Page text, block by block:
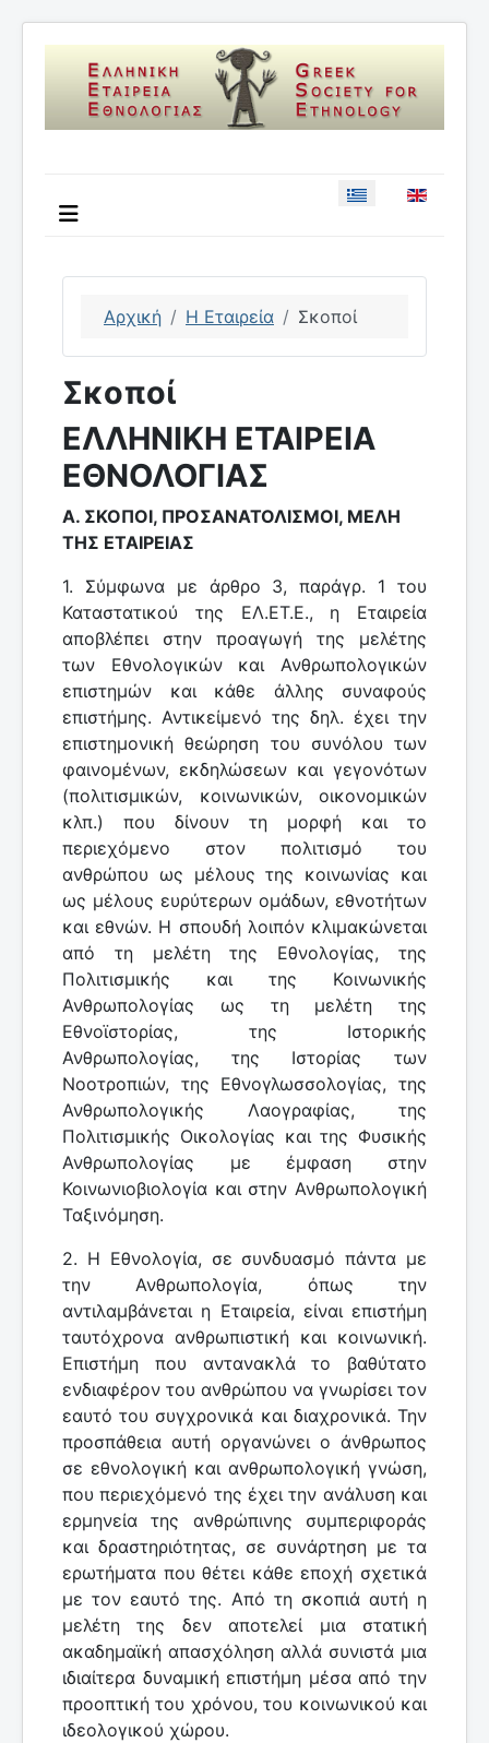
Επιλέξτε τη
Αρχική Η Εταιρεία Σκοποί
Σκοποί
ΕΛΛΗΝΙΚΗ ΕΤΑΙΡΕΙΑ
ΕΘΝΟΛΟΓΙΑΣ
Α. ΣΚΟΠΟΙ, ΠΡΟΣΑΝΑΤΟΛΙΣΜΟΙ, ΜΕΛΗ
ΤΗΣ ΕΤΑΙΡΕΙΑΣ
1. Σύμφωνα με άρθρο 3, παράγρ. 1 του
Καταστατικού της ΕΛ.ΕΤ.Ε., η Εταιρεία
αποβλέπει στην προαγωγή της μελέτης
των Εθνολογικών και Ανθρωπολογικών
επιστημών και κάθε άλλης συναφούς
επιστήμης. Αντικείμενό της δηλ. έχει την
επιστημονική θεώρηση του συνόλου των
φαινομένων, εκδηλώσεων και γεγονότων
(πολιτισμικών, κοινωνικών, οικονομικών
κλπ.) που δίνουν τη μορφή και το
περιεχόμενο στον πολιτισμό του
ανθρώπου ως μέλους της κοινωνίας και
ως μέλους ευρύτερων ομάδων, εθνοτήτων
και εθνών. Η σπουδή λοιπόν κλιμακώνεται
από τη μελέτη της Εθνολογίας, της
Πολιτισμικής και της Κοινωνικής
Ανθρωπολογίας ως τη μελέτη της
Εθνοϊστορίας, της Ιστορικής
Ανθρωπολογίας, της Ιστορίας των
Νοοτροπιών, της Εθνογλωσσολογίας, της
Ανθρωπολογικής Λαογραφίας, της
Πολιτισμικής Οικολογίας και της Φυσικής
Ανθρωπολογίας με έμφαση στην
Κοινωνιοβιολογία και στην Ανθρωπολογική
Ταξινόμηση.
2. Η Εθνολογία, σε συνδυασμό πάντα με
την Ανθρωπολογία, όπως την
αντιλαμβάνεται η Εταιρεία, είναι επιστήμη
ταυτόχρονα ανθρωπιστική και κοινωνική.
Επιστήμη που αντανακλά το βαθύτατο
ενδιαφέρον του ανθρώπου να γνωρίσει τον
εαυτό του συγχρονικά και διαχρονικά. Την
προσπάθεια αυτή οργανώνει ο άνθρωπος
σε εθνολογική και ανθρωπολογική γνώση,
που περιεχόμενό της έχει την ανάλυση και
ερμηνεία της ανθρώπινης συμπεριφοράς
και δραστηριότητας, σε συνάρτηση με τα
ερωτήματα που θέτει κάθε εποχή σχετικά
με τον εαυτό της. Από τη σκοπιά αυτή η
μελέτη της δεν αποτελεί μια στατική
ακαδημαϊκή απασχόληση αλλά συνιστά μια
ιδιαίτερα δυναμική επιστήμη μέσα από την
προοπτική του χρόνου, του κοινωνικού και
ιδεολογικού χώρου.